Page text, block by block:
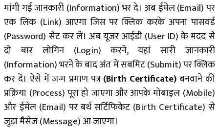
मांगी गई जानकारी (Information) भर दे। अब ईमेल (Email) पर
एक लिंक (Link) आएगा जिस पर क्लिक करके अपना पासवर्ड
(Password) सेट कर लें। अब यूजर आईडी (User ID) के मदद से
दो बार लोगिन (Login) करने, यहां सारी जानकारी
(Information) भरने के बाद अंत में सबमिट (Submit) पर क्लिक
कर दें। ऐसे में जन्म प्रमाण पत्र(Birth Certificate)बनवाने की
प्रक्रिया (Process) पूरा हो जाएगा और आपके मोबाइल (Mobile)
और ईमेल (Email) पर बर्थ सर्टिफिकेट (Birth Certificate) से
जुड़ा मैसेज (Message) आ जाएगा।